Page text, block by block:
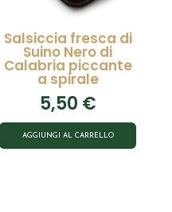
Salsiccia fresca di
Suino Nero di
Calabria piccante
a spirale
5,50 €
AGGIUNGI AL CARRELLO